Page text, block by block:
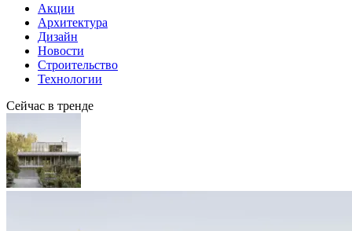
Акции
Архитектура
Дизайн
Новости
Строительство
Технологии
Сейчас в тренде